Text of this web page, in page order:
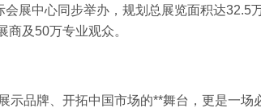
展中心同步举办，规划总展览面积达32.5
商及50万专业观众。
示品牌、开拓中国市场的**舞台，更是一场